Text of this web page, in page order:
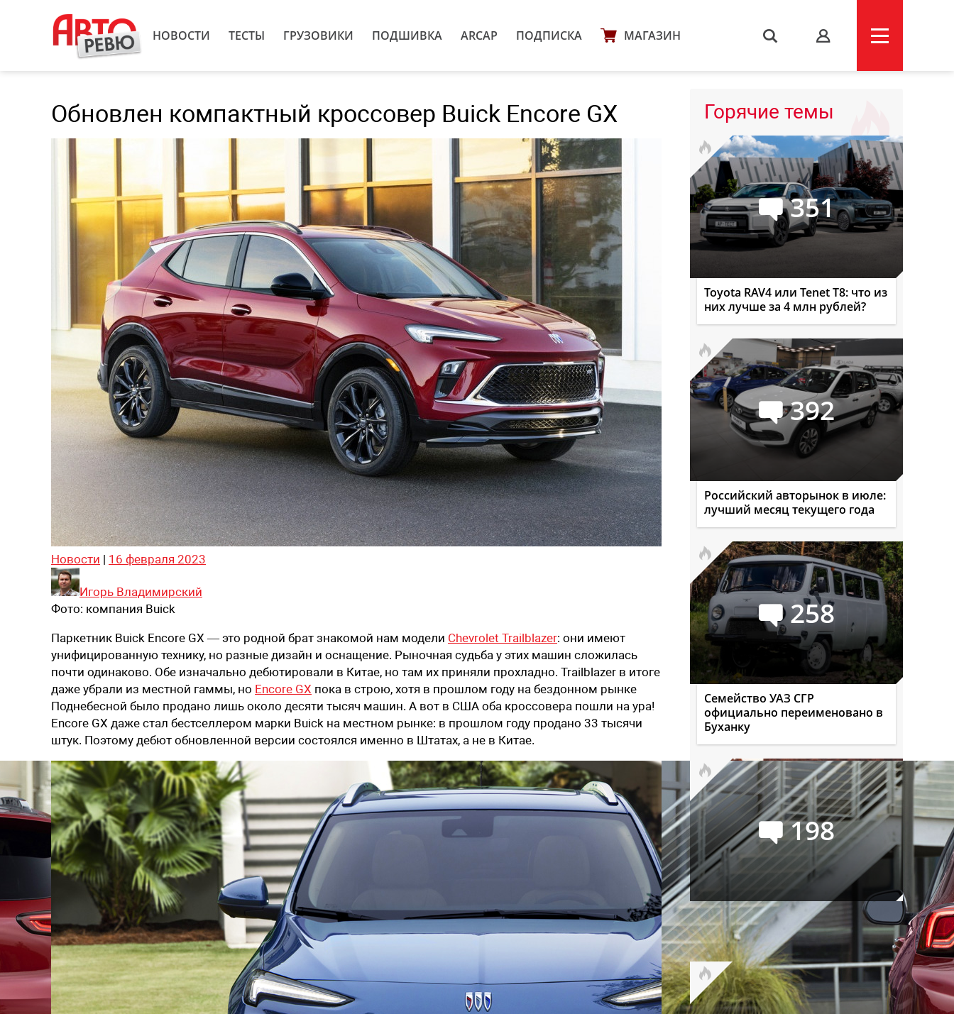
НОВОСТИ ТЕСТЫ ГРУЗОВИКИ ПОДШИВКА ARCAP ПОДПИСКА МАГАЗИН s
Обновлен компактный кроссовер Buick Encore GX
Новости | 16 февраля 2023
Игорь Владимирский
Фото: компания Buick
Паркетник Buick Encore GX — это родной брат знакомой нам модели Chevrolet Trailblazer: они имеют
унифицированную технику, но разные дизайн и оснащение. Рыночная судьба у этих машин сложилась
почти одинаково. Обе изначально дебютировали в Китае, но там их приняли прохладно. Trailblazer в итоге
даже убрали из местной гаммы, но Encore GX пока в строю, хотя в прошлом году на бездонном рынке
Поднебесной было продано лишь около десяти тысяч машин. А вот в США оба кроссовера пошли на ура!
Encore GX даже стал бестселлером марки Buick на местном рынке: в прошлом году продано 33 тысячи
штук. Поэтому дебют обновленной версии состоялся именно в Штатах, а не в Китае.
Горячие темы
351
Toyota RAV4 или Tenet T8: что из
них лучше за 4 млн рублей?
392
Российский авторынок в июле:
лучший месяц текущего года
258
Семейство УАЗ СГР
официально переименовано в
Буханку
198
Audi Q9: самый большой и
роскошный кроссовер марки